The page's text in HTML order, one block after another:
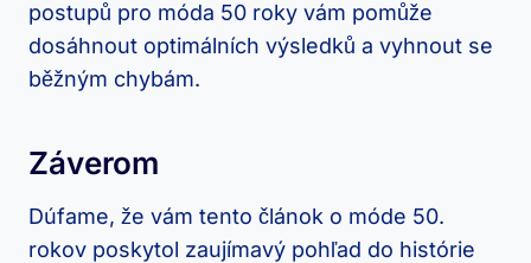
postupů pro móda 50 roky vám pomůže
dosáhnout optimálních výsledků a vyhnout se
běžným chybám.
Záverom
Dúfame, že vám tento článok o móde 50.
rokov poskytol zaujímavý pohľad do histórie